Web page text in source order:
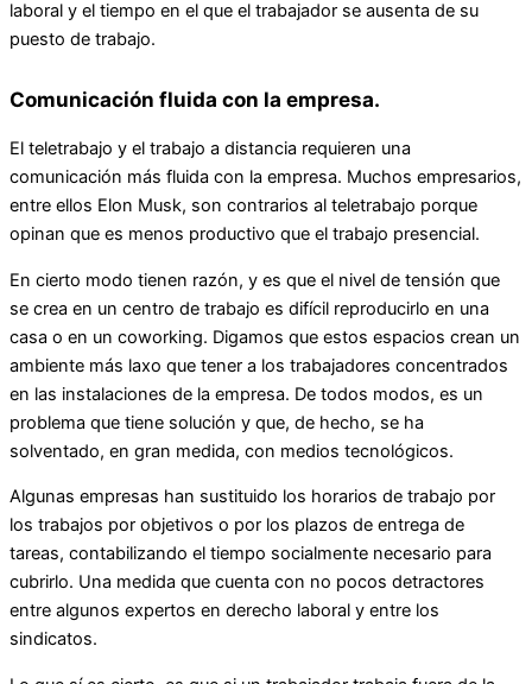
laboral y el tiempo en el que el trabajador se ausenta de su
puesto de trabajo.
Comunicación fluida con la empresa.
El teletrabajo y el trabajo a distancia requieren una
comunicación más fluida con la empresa. Muchos empresarios,
entre ellos Elon Musk, son contrarios al teletrabajo porque
opinan que es menos productivo que el trabajo presencial.
En cierto modo tienen razón, y es que el nivel de tensión que
se crea en un centro de trabajo es difícil reproducirlo en una
casa o en un coworking. Digamos que estos espacios crean un
ambiente más laxo que tener a los trabajadores concentrados
en las instalaciones de la empresa. De todos modos, es un
problema que tiene solución y que, de hecho, se ha
solventado, en gran medida, con medios tecnológicos.
Algunas empresas han sustituido los horarios de trabajo por
los trabajos por objetivos o por los plazos de entrega de
tareas, contabilizando el tiempo socialmente necesario para
cubrirlo. Una medida que cuenta con no pocos detractores
entre algunos expertos en derecho laboral y entre los
sindicatos.